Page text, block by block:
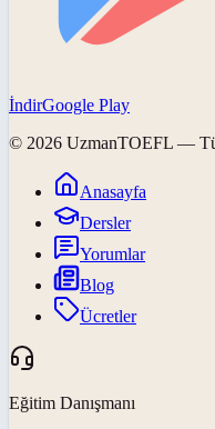
İndirGoogle Play
© 2026 UzmanTOEFL —
Anasayfa
Dersler
Yorumlar
Blog
Ücretler
Eğitim Danışmanı